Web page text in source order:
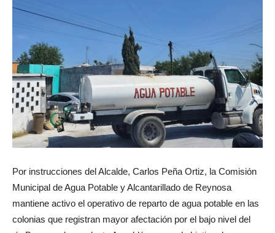
Por instrucciones del Alcalde, Carlos Peña Ortiz, la Comisión
Municipal de Agua Potable y Alcantarillado de Reynosa
mantiene activo el operativo de reparto de agua potable en las
colonias que registran mayor afectación por el bajo nivel del